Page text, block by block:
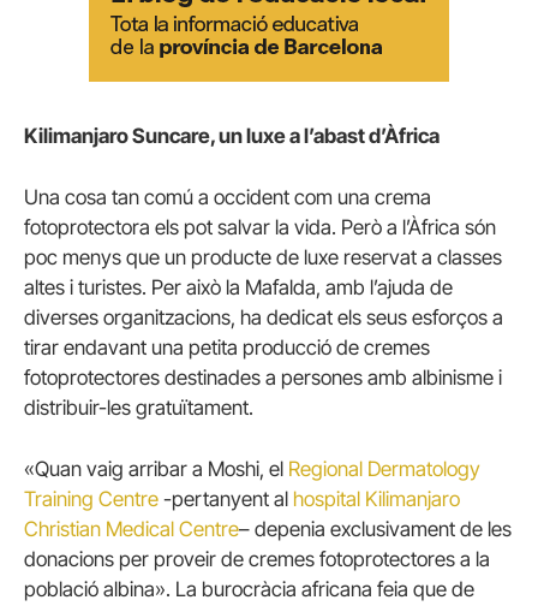
Kilimanjaro Suncare, un luxe a l’abast d’Àfrica
Una cosa tan comú a occident com una crema
fotoprotectora els pot salvar la vida. Però a l’Àfrica són
poc menys que un producte de luxe reservat a classes
altes i turistes. Per això la Mafalda, amb l’ajuda de
diverses organitzacions, ha dedicat els seus esforços a
tirar endavant una petita producció de cremes
fotoprotectores destinades a persones amb albinisme i
distribuir-les gratuïtament.
«Quan vaig arribar a Moshi, el Regional Dermatology
Training Centre -pertanyent al hospital Kilimanjaro
Christian Medical Centre– depenia exclusivament de les
donacions per proveir de cremes fotoprotectores a la
població albina». La burocràcia africana feia que de